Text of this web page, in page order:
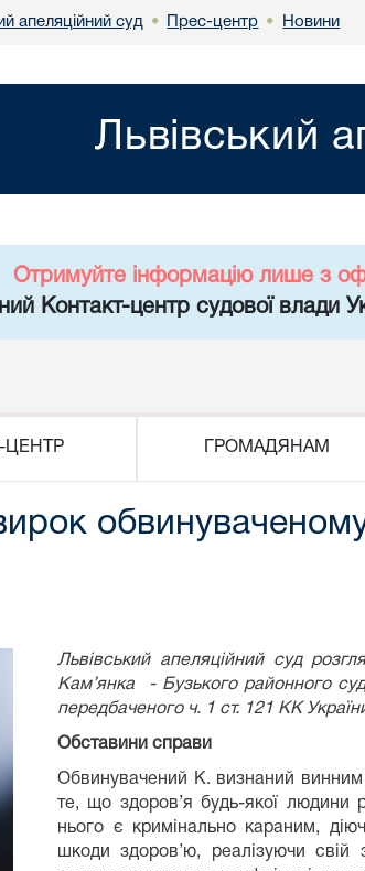
апеляційний суд • Прес-центр • Новини
Львівський
Отримуйте інформацію лише з
Контакт-центр судової влади
ЦЕНТР ГРОМАДЯНАМ
Львівський апеляційний суд
Кам’янка - Бузького районного
передбаченого ч. 1 ст. 121 КК
Обставини справи
Обвинувачений К. визнаний
те, що здоров’я будь-якої людини
нього є кримінально караним,
шкоди здоров’ю, реалізуючи свій